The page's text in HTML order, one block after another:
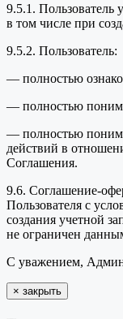
9.5.1. Пользователь
в том числе при
9.5.2. Пользователь:
— полностью
— полностью
— полностью
действий в
Соглашения.
9.6. Соглашение-
Пользователя с
создания учетной
не ограничен
С уважением,
× закрыть